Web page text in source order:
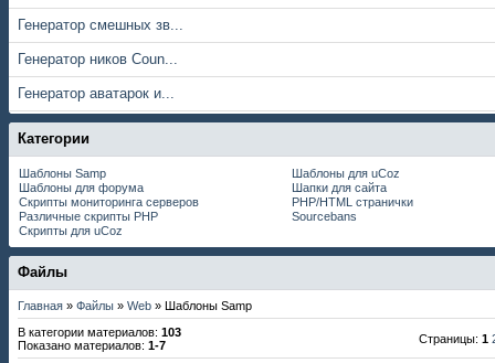
Генератор смешных зв...
Генератор ников Coun...
Генератор аватарок и...
Категории
Шаблоны Samp
Шаблоны для uCoz
Шаблоны для форума
Шапки для сайта
Скрипты мониторинга серверов
PHP/HTML странички
Различные скрипты PHP
Sourcebans
Скрипты для uCoz
Файлы
Главная » Файлы » Web » Шаблоны Samp
В категории материалов: 103
Показано материалов: 1-7 Страницы: 1